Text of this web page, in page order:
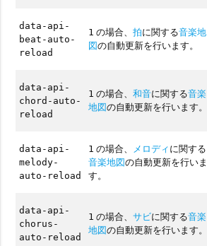
data-api-
beat-auto-
reload
1 の場合、拍に関する音楽地
図の自動更新を行います。
data-api-
chord-auto-
reload
1 の場合、和音に関する音楽
地図の自動更新を行います。
data-api-
melody-
auto-reload
1 の場合、 メロディに関する
音楽地図の自動更新を行いま
す。
data-api-
chorus-
auto-reload
1 の場合、サビに関する音楽
地図の自動更新を行います。